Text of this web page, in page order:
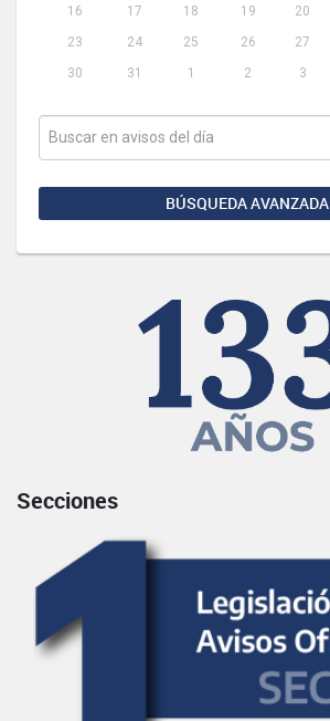
16
17 18 19 20
23
24 25 26 27
30
31 1 2 3
BÚSQUEDA AVANZADA
Secciones